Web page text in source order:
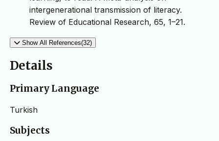
intergenerational transmission of literacy.
Review of Educational Research, 65, 1–21.
Show All References(32)
Details
Primary Language
Turkish
Subjects